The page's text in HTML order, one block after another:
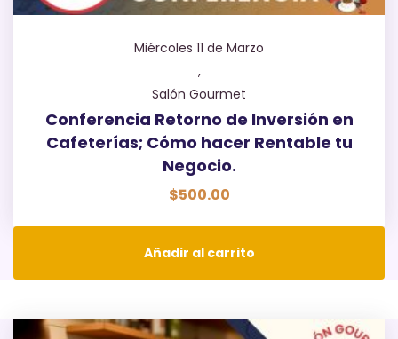
Miércoles 11 de Marzo
,
Salón Gourmet
Conferencia Retorno de Inversión en
Cafeterías; Cómo hacer Rentable tu
Negocio.
$500.00
Añadir al carrito